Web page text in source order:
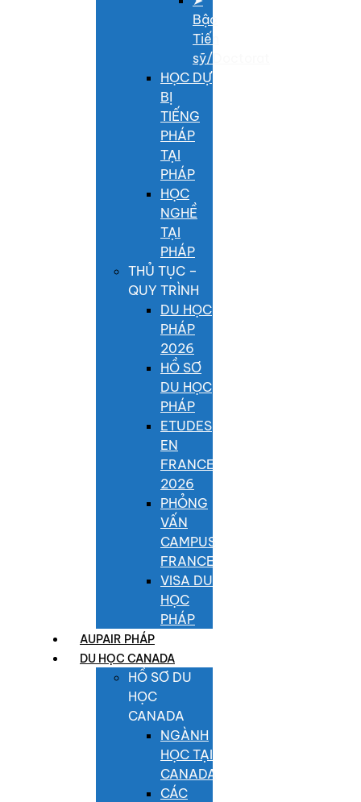
Bậc
Tiến
sỹ/Doctorat
HỌC DỰ
BỊ
TIẾNG
PHÁP
TẠI
PHÁP
HỌC
NGHỀ
TẠI
PHÁP
THỦ TỤC –
QUY TRÌNH
DU HỌC
PHÁP
2026
HỒ SƠ
DU HỌC
PHÁP
ETUDES
EN
FRANCE
2026
PHỎNG
VẤN
CAMPUS
FRANCE
VISA DU
HỌC
PHÁP
AUPAIR PHÁP
DU HỌC CANADA
HỒ SƠ DU
HỌC
CANADA
NGÀNH
HỌC TẠI
CANADA
CÁC